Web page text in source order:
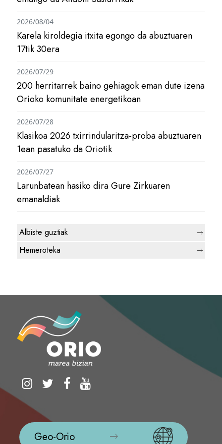
Karela kiroldegia itxita egongo da abuztuaren
17tik 30era
2026/08/04
200 herritarrek baino gehiagok eman dute izena
Orioko komunitate energetikoan
2026/07/29
Klasikoa 2026 txirrindularitza-proba abuztuaren
1ean pasatuko da Oriotik
2026/07/28
Larunbatean hasiko dira Gure Zirkuaren
emanaldiak
2026/07/27
Albiste guztiak
Hemeroteka
Geo-Orio